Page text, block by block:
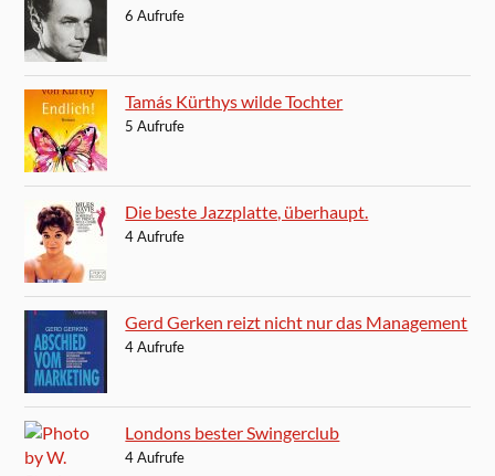
6 Aufrufe
Tamás Kürthys wilde Tochter
5 Aufrufe
Die beste Jazzplatte, überhaupt.
4 Aufrufe
Gerd Gerken reizt nicht nur das Management
4 Aufrufe
Londons bester Swingerclub
4 Aufrufe